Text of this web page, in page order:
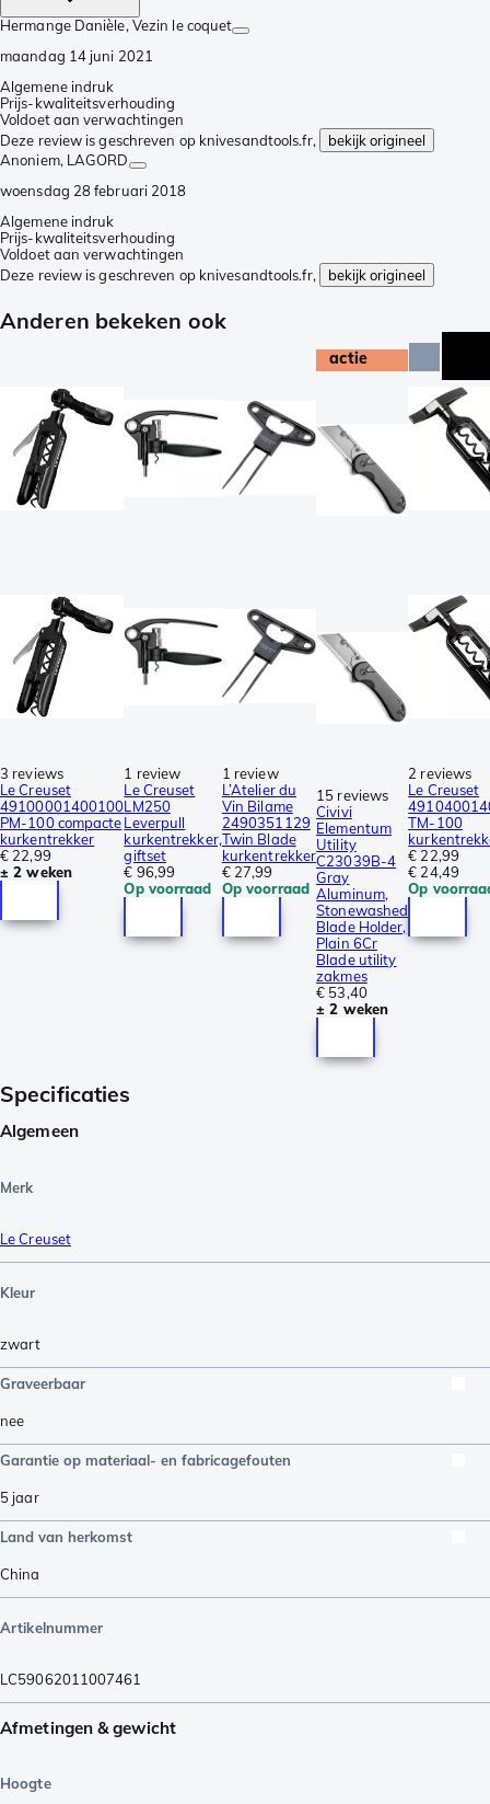
Hermange Danièle, Vezin le coquet
maandag 14 juni 2021
Algemene indruk
Prijs-kwaliteitsverhouding
Voldoet aan verwachtingen
Deze review is geschreven op knivesandtools.fr,
bekijk origineel
Anoniem, LAGORD
woensdag 28 februari 2018
Algemene indruk
Prijs-kwaliteitsverhouding
Voldoet aan verwachtingen
Deze review is geschreven op knivesandtools.fr,
bekijk origineel
Anderen bekeken ook
3 reviews
Le Creuset
49100001400100
PM-100 compacte
kurkentrekker
€ 22,99
± 2 weken
1 review
Le Creuset
LM250
Leverpull
kurkentrekker,
giftset
€ 96,99
Op voorraad
1 review
L’Atelier du
Vin Bilame
2490351129
Twin Blade
kurkentrekker
€ 27,99
Op voorraad
actie
15 reviews
Civivi
Elementum
Utility
C23039B-4
Gray
Aluminum,
Stonewashed
Blade Holder,
Plain 6Cr
Blade utility
zakmes
€ 53,40
± 2 weken
2 reviews
Le Creuset
TM-100
€ 22,99
€ 24,49
Op
Specificaties
Algemeen
Merk
Le Creuset
Kleur
zwart
Graveerbaar
nee
Garantie op materiaal- en fabricagefouten
5 jaar
Land van herkomst
China
Artikelnummer
LC59062011007461
Afmetingen & gewicht
Hoogte